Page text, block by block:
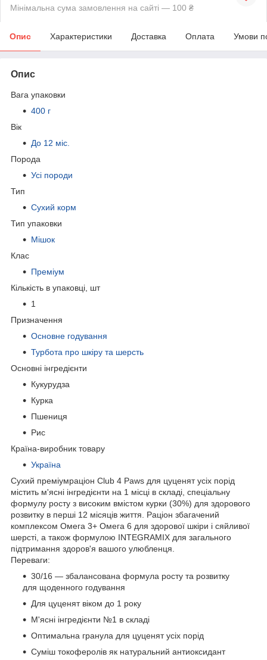
Мінімальна сума замовлення на сайті — 100 ₴
Опис Характеристики Доставка Оплата Умови
Опис
Вага упаковки
400 г
Вік
До 12 міс.
Порода
Усі породи
Тип
Сухий корм
Тип упаковки
Мішок
Клас
Преміум
Кількість в упаковці, шт
1
Призначення
Основне годування
Турбота про шкіру та шерсть
Основні інгредієнти
Кукурудза
Курка
Пшениця
Рис
Країна-виробник товару
Україна
Сухий преміумраціон Club 4 Paws для цуценят усіх порід
містить м'ясні інгредієнти на 1 місці в складі, спеціальну
формулу росту з високим вмістом курки (30%) для здорового
розвитку в перші 12 місяців життя. Раціон збагачений
комплексом Омега 3+ Омега 6 для здорової шкіри і сяйливої
шерсті, а також формулою INTEGRAMIX для загального
підтримання здоров'я вашого улюбленця.
Переваги:
30/16 — збалансована формула росту та розвитку
для щоденного годування
Для цуценят віком до 1 року
М'ясні інгредієнти №1 в складі
Оптимальна гранула для цуценят усіх порід
Суміш токоферолів як натуральний антиоксидант